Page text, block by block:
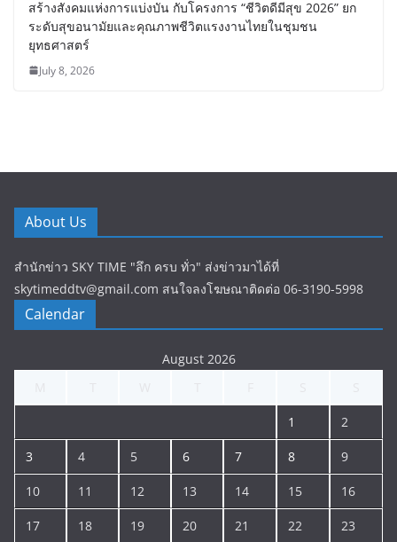
สร้างสังคมแห่งการแบ่งบัน​ กับโครงการ “ชีวิตดีมีสุข 2026” ยก
ระดับสุขอนามัยและคุณภาพชีวิตแรงงานไทยในชุมชน
ยุทธศาสตร์
July 8, 2026
About Us
สำนักข่าว SKY TIME "ลึก ครบ ทั่ว" ส่งข่าวมาได้ที่
skytimeddtv@gmail.com สนใจลงโฆษณาติดต่อ 06-3190-5998
Calendar
August 2026
1 2
3 4 5 6 7 8 9
10 11 12 13 14 15 16
17 18 19 20 21 22 23